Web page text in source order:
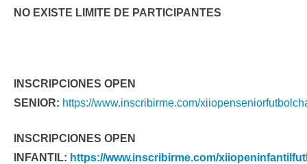
NO EXISTE LIMITE DE PARTICIPANTES
INSCRIPCIONES OPEN
SENIOR: https://www.inscribirme.com/
INSCRIPCIONES OPEN
INFANTIL: https://www.inscribirme.com/